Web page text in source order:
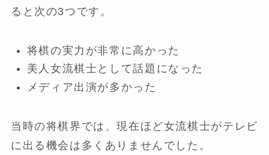
ると次の3つです。
将棋の実力が非常に高かった
美人女流棋士として話題になった
メディア出演が多かった
当時の将棋界では、現在ほど女流棋士がテレビ
に出る機会は多くありませんでした。